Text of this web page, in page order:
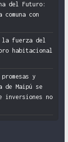
del Futuro:
con
la fuerza del
habitacional
y
de Maipú se
inversiones no